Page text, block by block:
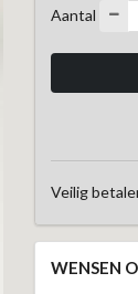
Aantal
Veilig
WENSEN